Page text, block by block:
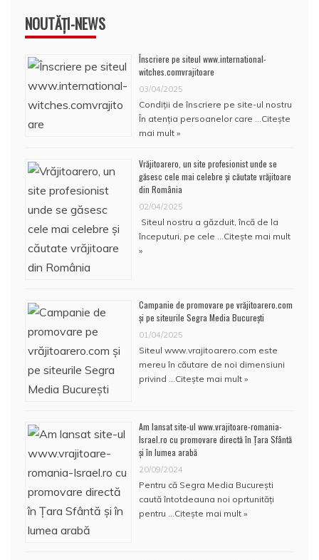
NOUTĂȚI-NEWS
Înscriere pe siteul www.international-
witches.comvrajitoare
03/04/2025
Condiţii de înscriere pe site-ul nostru
În atenţia persoanelor care … Citește
mai mult »
Vrăjitoarero, un site profesionist unde se
găsesc cele mai celebre și căutate vrăjitoare
din România
02/04/2025
Siteul nostru a găzduit, încă de la
începuturi, pe cele … Citește mai mult
»
Campanie de promovare pe vrăjitoarero.com
și pe siteurile Segra Media București
01/04/2025
Siteul www.vrajitoarero.com este
mereu în căutare de noi dimensiuni
privind … Citește mai mult »
Am lansat site-ul www.vrajitoare-romania-
Israel.ro cu promovare directă în Țara Sfântă
și în lumea arabă
20/09/2024
Pentru că Segra Media București
caută întotdeauna noi oprtunități
pentru … Citește mai mult »